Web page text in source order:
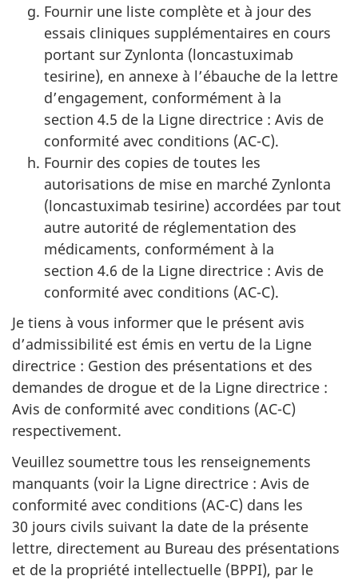
Fournir une liste complète et à jour des
essais cliniques supplémentaires en cours
portant sur Zynlonta (loncastuximab
tesirine), en annexe à l’ébauche de la lettre
d’engagement, conformément à la
section 4.5 de la Ligne directrice : Avis de
conformité avec conditions (AC-C).
Fournir des copies de toutes les
autorisations de mise en marché Zynlonta
(loncastuximab tesirine) accordées par tout
autre autorité de réglementation des
médicaments, conformément à la
section 4.6 de la Ligne directrice : Avis de
conformité avec conditions (AC-C).
Je tiens à vous informer que le présent avis
d’admissibilité est émis en vertu de la Ligne
directrice : Gestion des présentations et des
demandes de drogue et de la Ligne directrice :
Avis de conformité avec conditions (AC-C)
respectivement.
Veuillez soumettre tous les renseignements
manquants (voir la Ligne directrice : Avis de
conformité avec conditions (AC-C) dans les
30 jours civils suivant la date de la présente
lettre, directement au Bureau des présentations
et de la propriété intellectuelle (BPPI), par le